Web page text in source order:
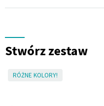
Stwórz zestaw
RÓŻNE KOLORY!